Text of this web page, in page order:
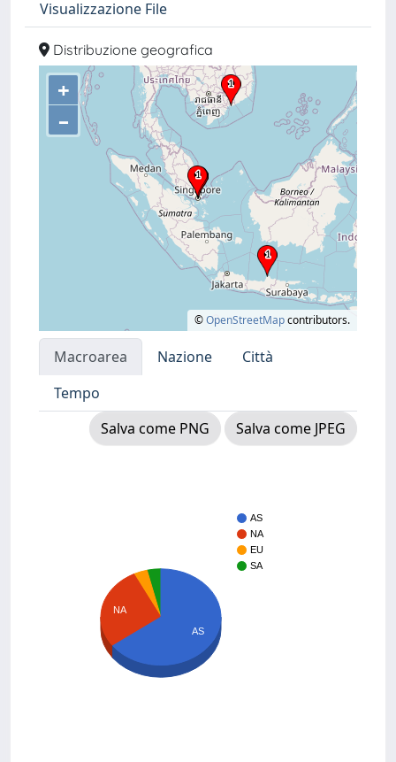
Visualizzazione File
Distribuzione geografica
+
–
©OpenStreetMapcontributors.
Macroarea Nazione
Città
Tempo
Salva come PNG
Salva come JPEG
AS
NA
EU
SA
NA
AS